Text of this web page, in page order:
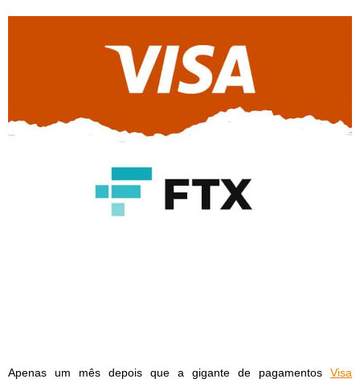
Apenas um mês depois que a gigante de pagamentos Visa